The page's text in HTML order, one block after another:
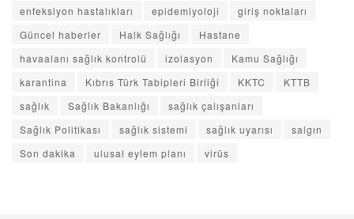
enfeksiyon hastalıkları
epidemiyoloji
giriş noktaları
Güncel haberler
Halk Sağlığı
Hastane
havaalanı sağlık kontrolü
izolasyon
Kamu Sağlığı
karantina
Kıbrıs Türk Tabipleri Birliği KKTC
KTTB
sağlık
Sağlık Bakanlığı
sağlık çalışanları
Sağlık Politikası
sağlık sistemi sağlık uyarısı
salgın
Son dakika
ulusal eylem planı virüs